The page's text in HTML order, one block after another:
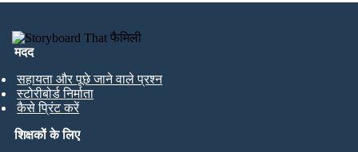
मदद
सहायता और पूछे जाने वाले प्रश्न
स्टोरीबोर्ड निर्माता
कैसे प्रिंट करें
शिक्षकों के लिए